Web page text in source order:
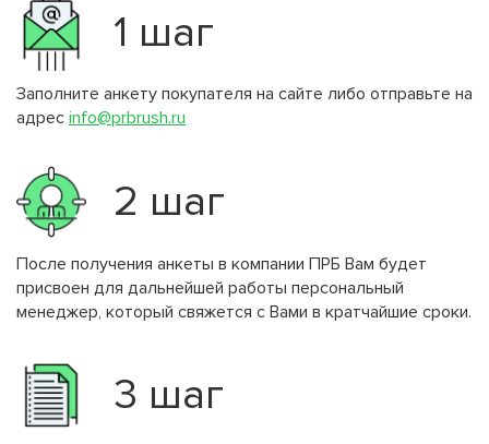
1 шаг
Заполните анкету покупателя на сайте либо отправьте на
адрес info@prbrush.ru
2 шаг
После получения анкеты в компании ПРБ Вам будет
присвоен для дальнейшей работы персональный
менеджер, который свяжется с Вами в кратчайшие сроки.
3 шаг